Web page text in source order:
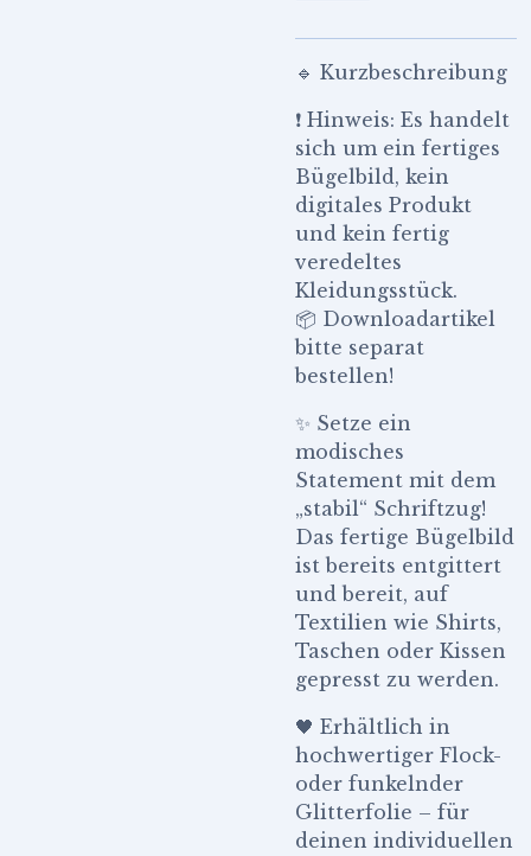
🔹 Kurzbeschreibung
❗ Hinweis: Es handelt
sich um ein fertiges
Bügelbild, kein
digitales Produkt
und kein fertig
veredeltes
Kleidungsstück.
📦 Downloadartikel
bitte separat
bestellen!
✨ Setze ein
modisches
Statement mit dem
„stabil“ Schriftzug!
Das fertige Bügelbild
ist bereits entgittert
und bereit, auf
Textilien wie Shirts,
Taschen oder Kissen
gepresst zu werden.
🖤 Erhältlich in
hochwertiger Flock-
oder funkelnder
Glitterfolie – für
deinen individuellen